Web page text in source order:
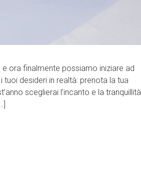
ora finalmente possiamo iniziare ad
desideri in realtà: prenota la tua
sceglierai l’incanto e la tranquillità